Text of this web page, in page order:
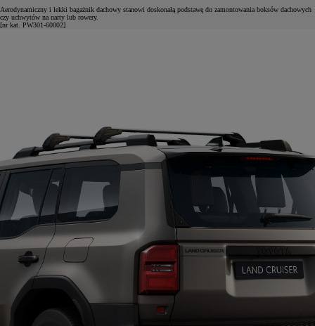
Aerodynamiczny i lekki bagażnik dachowy stanowi doskonałą podstawę do zamontowania boksów dachowych
czy uchwytów na narty lub rowery.
[nr kat. PW301-60002]